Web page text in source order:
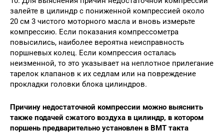
залейте в цилиндр с пониженной компрессией около
20 см 3 чистого моторного масла и вновь измерьте
компрессию. Если показания компрессометра
повысились, наиболее вероятна неисправность
поршневых колец. Если компрессия осталась
неизменной, то это указывает на неплотное прилегание
тарелок клапанов к их седлам или на повреждение
прокладки головки блока цилиндров.
Причину недостаточной компрессии можно выяснить
также подачей сжатого воздуха в цилиндр, в котором
поршень предварительно установлен в ВМТ такта